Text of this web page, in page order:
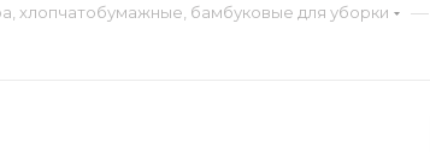
хлопчатобумажные, бамбуковые для уборки —